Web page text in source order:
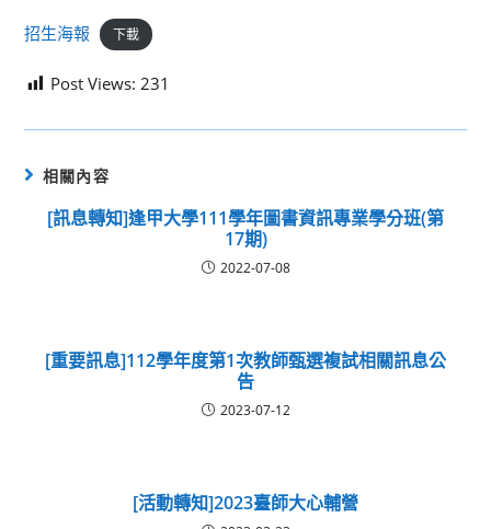
招生海報 下載
Post Views: 231
相關內容
[訊息轉知]逢甲大學111學年圖書資訊專業學分班(第
17期)
2022-07-08
[重要訊息]112學年度第1次教師甄選複試相關訊息公
告
2023-07-12
[活動轉知]2023臺師大心輔營